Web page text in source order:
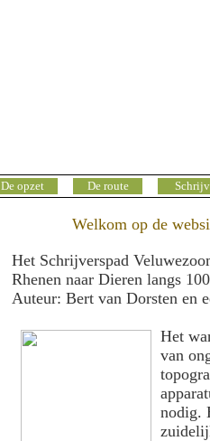
De opzet De route
Welkom op de
Het Schrijverspad
Rhenen naar Dieren langs
Auteur: Bert van Dorsten en
Het
van
nodig.